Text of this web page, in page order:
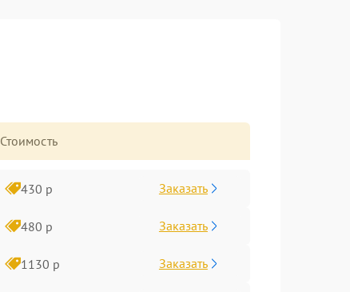
Стоимость
430 р Заказать
480 р Заказать
1130 р Заказать